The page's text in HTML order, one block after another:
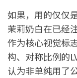
如果，用的仅仅
茉莉奶白在已经
作为核心视觉标
构、对称比例的
认为非单纯用了